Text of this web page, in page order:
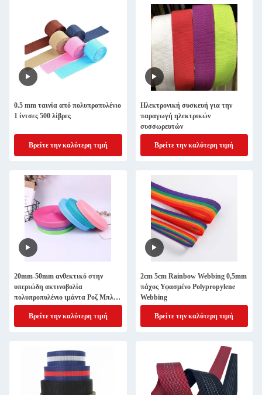
0.5 mm ταινία από πολυπροπυλένιο
1 ίντσες 500 λίβρες
Βρείτε την καλύτερη τιμή
Ηλεκτρονική συσκευή για την
παραγωγή ηλεκτρικών
συσσωρευτών
Βρείτε την καλύτερη τιμή
20mm-50mm ανθεκτικό στην
υπεριώδη ακτινοβολία
πολυπροπυλένιο ιμάντα Ροζ Μπλε
Ροζ
Βρείτε την καλύτερη τιμή
2cm 5cm Rainbow Webbing 0,5mm
πάχος Υφασμένο Polypropylene
Webbing
Βρείτε την καλύτερη τιμή